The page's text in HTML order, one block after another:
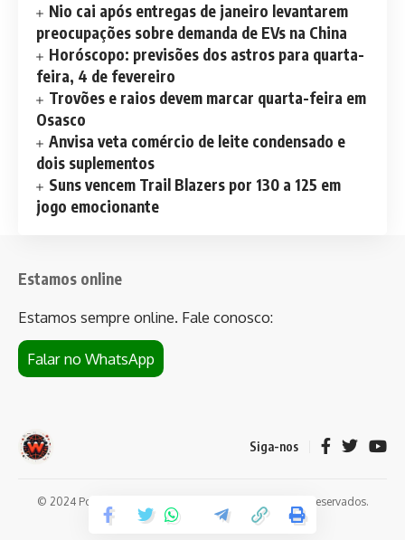
Nio cai após entregas de janeiro levantarem
preocupações sobre demanda de EVs na China
Horóscopo: previsões dos astros para quarta-
feira, 4 de fevereiro
Trovões e raios devem marcar quarta-feira em
Osasco
Anvisa veta comércio de leite condensado e
dois suplementos
Suns vencem Trail Blazers por 130 a 125 em
jogo emocionante
Estamos online
Estamos sempre online. Fale conosco:
Falar no WhatsApp
Siga-nos
© 2024 Portal de notícias Web Flush. Todos os direitos reservados.
Conheça
Bet da Sorte.